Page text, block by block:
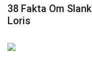
38 Fakta Om Slank
Loris